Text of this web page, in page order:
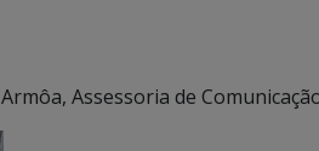
Assessoria de